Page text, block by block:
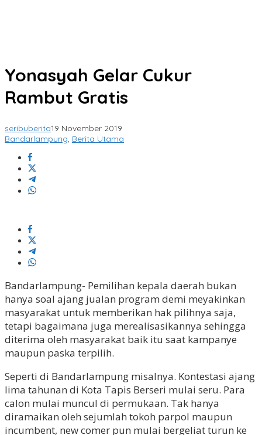
Yonasyah Gelar Cukur
Rambut Gratis
seribuberita19 November 2019
Bandarlampung, Berita Utama
Bandarlampung- Pemilihan kepala daerah bukan
hanya soal ajang jualan program demi meyakinkan
masyarakat untuk memberikan hak pilihnya saja,
tetapi bagaimana juga merealisasikannya sehingga
diterima oleh masyarakat baik itu saat kampanye
maupun paska terpilih.
Seperti di Bandarlampung misalnya. Kontestasi ajang
lima tahunan di Kota Tapis Berseri mulai seru. Para
calon mulai muncul di permukaan. Tak hanya
diramaikan oleh sejumlah tokoh parpol maupun
incumbent, new comer pun mulai bergeliat turun ke